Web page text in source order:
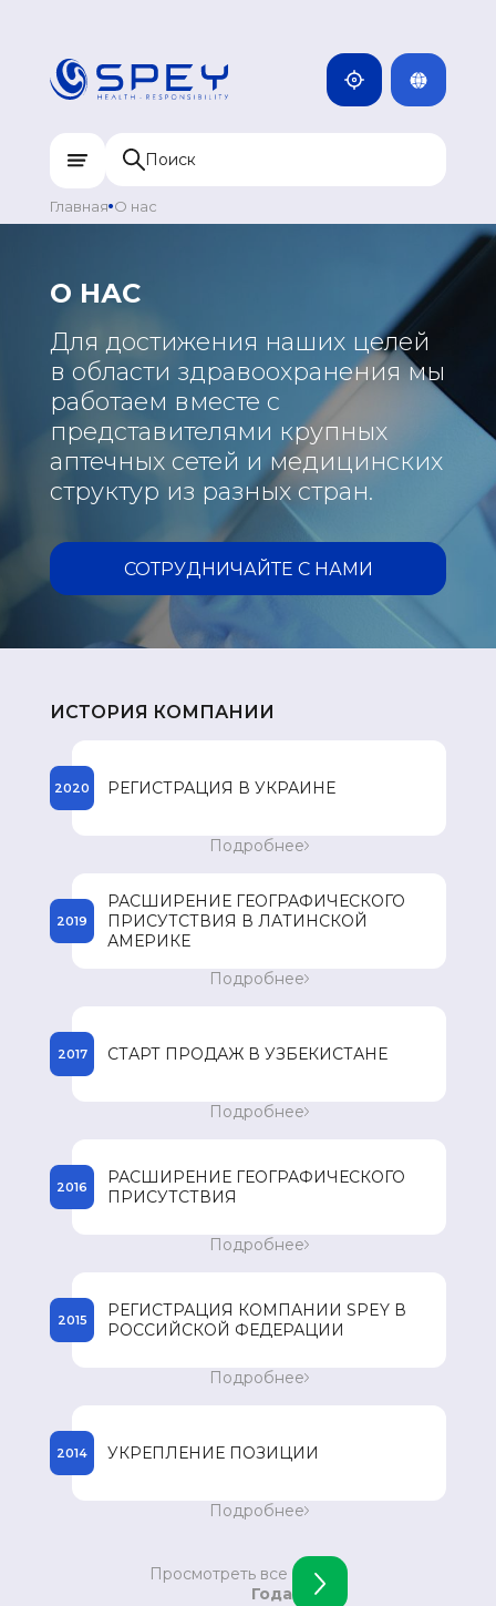
МОНГОЛИЯ
ДОМИНИКАН
КЫРГЫЗСТАН
ТАДЖИКИСТАН
МОНГОЛИЯ
MNG
Главная О нас
О НАС
Для достижения наших целей
в области здравоохранения мы
работаем вместе с
представителями крупных
аптечных сетей и медицинских
структур из разных стран.
СОТРУДНИЧАЙТЕ С НАМИ
ИСТОРИЯ КОМПАНИИ
РЕГИСТРАЦИЯ В УКРАИНЕ
2020
Начало процесса регистрации препаратов
Подробнее
РАСШИРЕНИЕ ГЕОГРАФИЧЕСКОГО
ПРИСУТСТВИЯ В ЛАТИНСКОЙ
АМЕРИКЕ
2019
Вход на рынок Доминиканской Республики.
Подробнее
СТАРТ ПРОДАЖ В УЗБЕКИСТАНЕ
2017
Старт продаж препаратов компании SPEY в
США.
Подробнее
РАСШИРЕНИЕ ГЕОГРАФИЧЕСКОГО
ПРИСУТСТВИЯ
2016
Расширение географического присутствия в
Подробнее
РЕГИСТРАЦИЯ КОМПАНИИ SPEY В
РОССИЙСКОЙ ФЕДЕРАЦИИ
2015
Регистрация компании SPEY в Российской
Подробнее
УКРЕПЛЕНИЕ ПОЗИЦИИ
2014
Укрепление позиции в восточной Европе.
Подробнее
Просмотреть все
Года